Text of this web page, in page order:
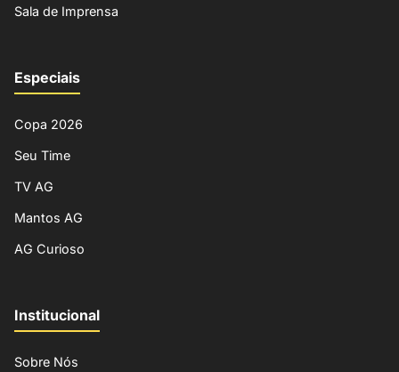
Sala de Imprensa
Especiais
Copa 2026
Seu Time
TV AG
Mantos AG
AG Curioso
Institucional
Sobre Nós